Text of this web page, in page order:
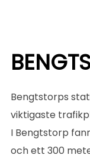
Bengtstorps
viktigaste
I Bengtstorp
och ett 300